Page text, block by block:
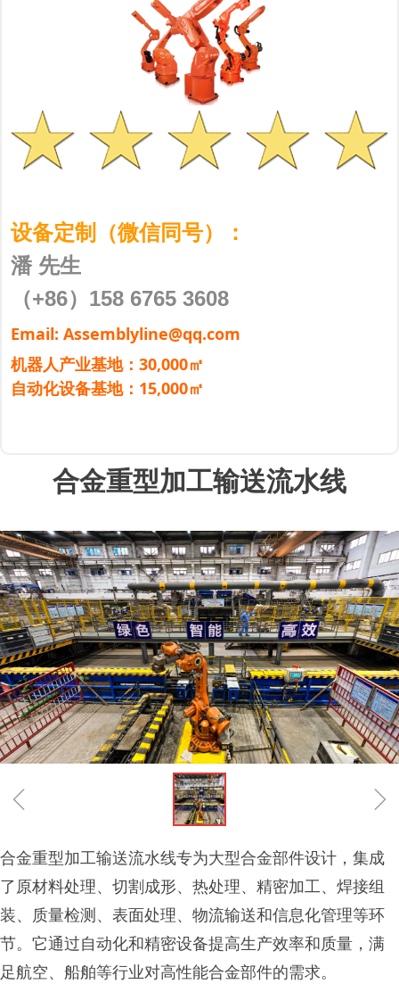
ꁆ ꁇ
合金重型加工输送流水线
合金重型加工输送流水线专为大型合金部件设计，集成
了原材料处理、切割成形、热处理、精密加工、焊接组
装、质量检测、表面处理、物流输送和信息化管理等环
节。它通过自动化和精密设备提高生产效率和质量，满
足航空、船舶等行业对高性能合金部件的需求。
设备定制（微信同号）：
潘 先生
（+86）158 6765 3608
Email: Assemblyline@qq.com
机器人产业基地：30,000㎡
自动化设备基地：15,000㎡